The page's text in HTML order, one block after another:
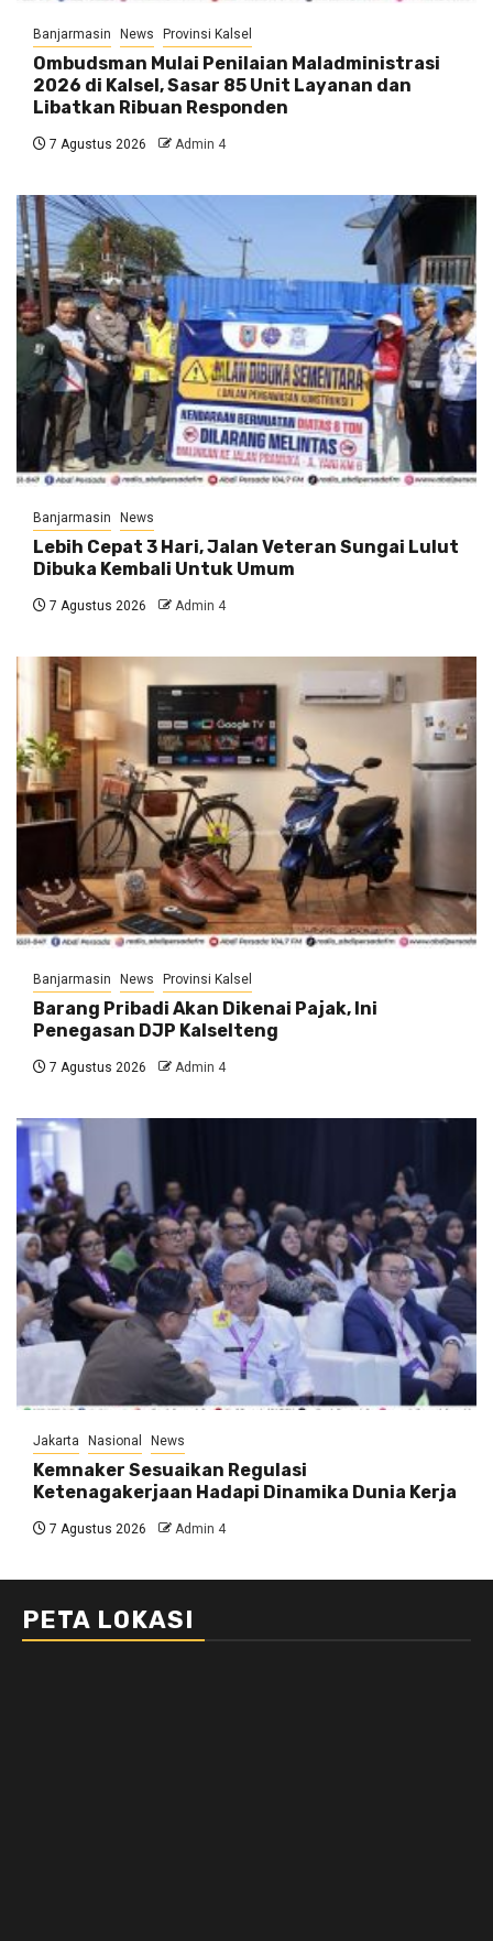
Banjarmasin News Provinsi Kalsel
Ombudsman Mulai Penilaian Maladministrasi
2026 di Kalsel, Sasar 85 Unit Layanan dan
Libatkan Ribuan Responden
7 Agustus 2026 Admin 4
Banjarmasin News
Lebih Cepat 3 Hari, Jalan Veteran Sungai Lulut
Dibuka Kembali Untuk Umum
7 Agustus 2026 Admin 4
Banjarmasin News Provinsi Kalsel
Barang Pribadi Akan Dikenai Pajak, Ini
Penegasan DJP Kalselteng
7 Agustus 2026 Admin 4
Jakarta Nasional News
Kemnaker Sesuaikan Regulasi
Ketenagakerjaan Hadapi Dinamika Dunia Kerja
7 Agustus 2026 Admin 4
PETA LOKASI